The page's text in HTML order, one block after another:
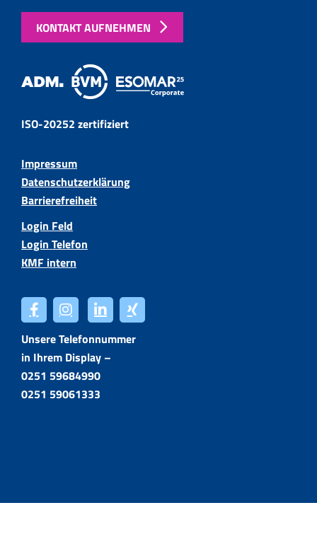
KONTAKT AUFNEHMEN
ISO-20252 zertifiziert
Impressum
Datenschutzerklärung
Barrierefreiheit
Login Feld
Login Telefon
KMF intern
Unsere Telefonnummer
in Ihrem Display –
0251 59684990
0251 59061333